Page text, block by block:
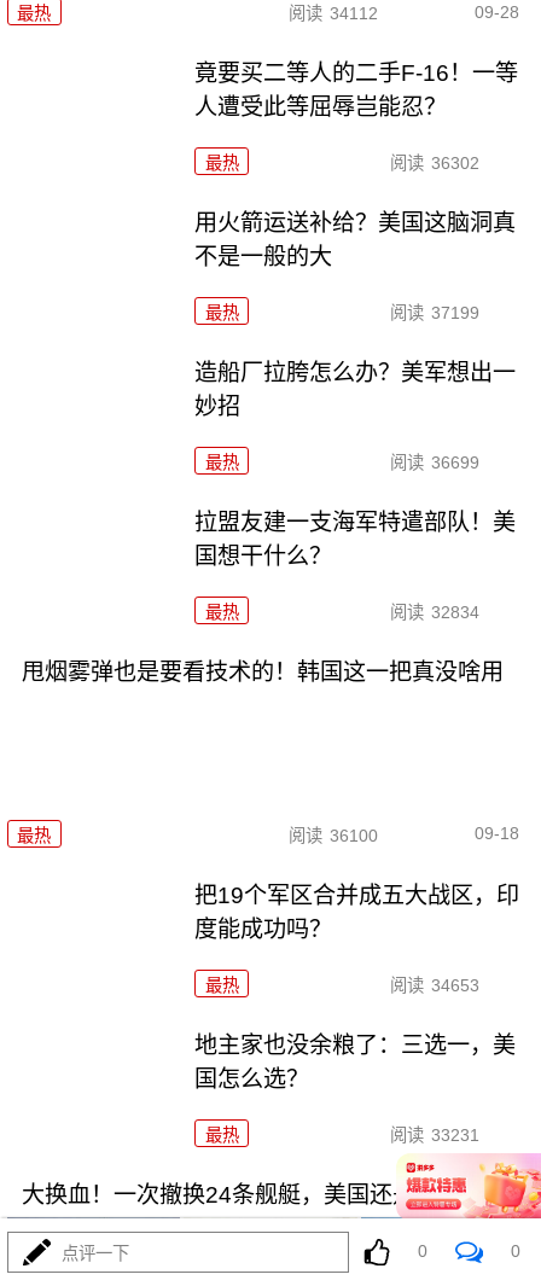
最热 阅读 34112 09-28
竟要买二等人的二手F-16！一等
人遭受此等屈辱岂能忍？
最热 阅读 36302
用火箭运送补给？美国这脑洞真
不是一般的大
最热 阅读 37199
造船厂拉胯怎么办？美军想出一
妙招
最热 阅读 36699
拉盟友建一支海军特遣部队！美
国想干什么？
最热 阅读 32834
甩烟雾弹也是要看技术的！韩国这一把真没啥用
最热 阅读 36100 09-18
把19个军区合并成五大战区，印
度能成功吗？
最热 阅读 34653
地主家也没余粮了：三选一，美
国怎么选？
最热 阅读 33231
大换血！一次撤换24条舰艇，美国还是真有钱
点评一下 0 0